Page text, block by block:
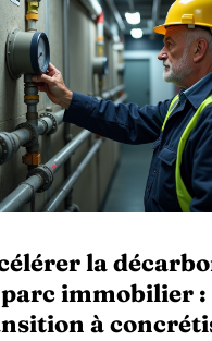
la
immobilier :
à